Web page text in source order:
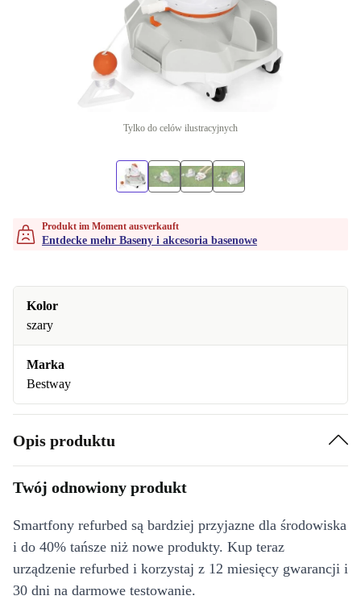
Tylko do celów ilustracyjnych
Produkt im Moment ausverkauft
Entdecke mehr Baseny i akcesoria basenowe
Kolor
szary
Marka
Bestway
Opis produktu
Twój odnowiony produkt
Smartfony refurbed są bardziej przyjazne dla środowiska
i do 40% tańsze niż nowe produkty. Kup teraz
urządzenie refurbed i korzystaj z 12 miesięcy gwarancji i
30 dni na darmowe testowanie.